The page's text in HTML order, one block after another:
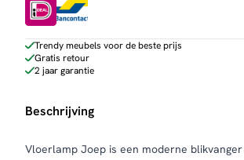
Trendy meubels voor de beste prijs
Gratis retour
2 jaar garantie
Beschrijving
Vloerlamp Joep is een moderne